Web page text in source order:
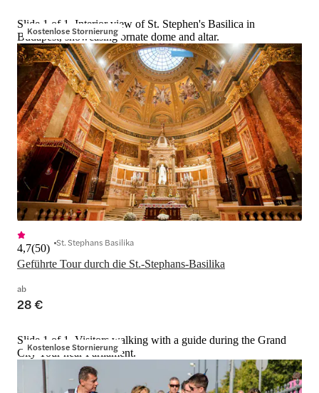
Kostenlose Stornierung
Slide 1 of 1, Interior view of St. Stephen's Basilica in
Budapest, showcasing ornate dome and altar.
Geführte Tour durch die St.-Stephans-Basilika
4,7(50) St. Stephans Basilika
ab
28 €
Kostenlose Stornierung
Slide 1 of 1, Visitors walking with a guide during the Grand
City Tour near Parliament.